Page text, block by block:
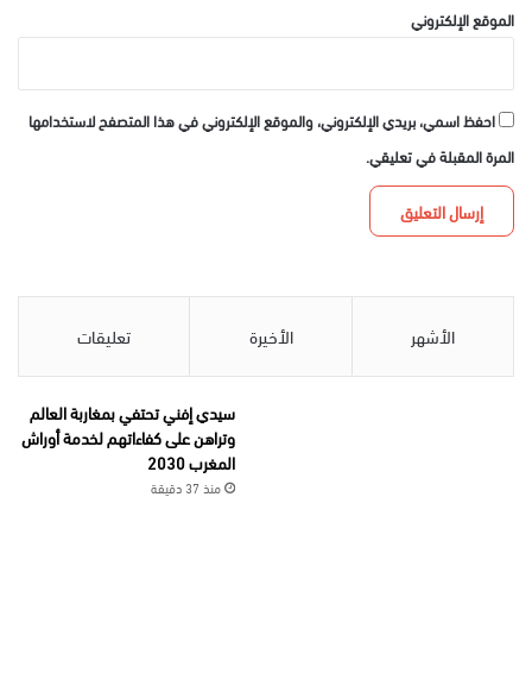
الموقع الإلكتروني
احفظ اسمي، بريدي الإلكتروني، والموقع الإلكتروني في هذا المتصفح لاستخدامها
المرة المقبلة في تعليقي.
الأشهر الأخيرة تعليقات
سيدي إفني تحتفي بمغاربة العالم
وتراهن على كفاءاتهم لخدمة أوراش
المغرب 2030
منذ 37 دقيقة